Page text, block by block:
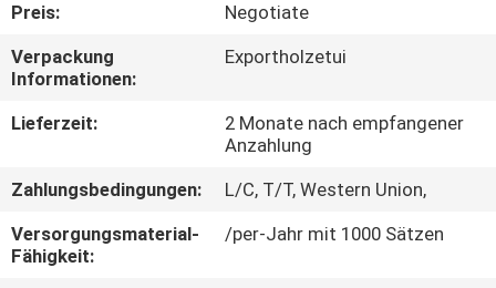
KONTAKT
MIT
UNS
NACHRICHTEN
RECHTSSACHEN
Preis:
Negotiate
Verpackung
Informationen:
Exportholzetui
Lieferzeit:
2 Monate nach empfangener
Anzahlung
Zahlungsbedingungen:
L/C, T/T, Western Union,
Versorgungsmaterial-
Fähigkeit:
/per-Jahr mit 1000 Sätzen